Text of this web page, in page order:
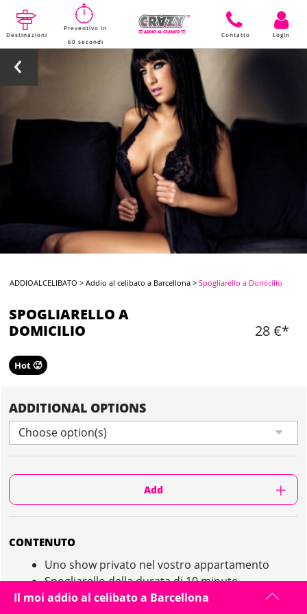
Destinazioni
Preventivo in
60 secondi
Contatto Login
ADDIOALCELIBATO >Addio al celibato a Barcellona >Spogliarello a Domicilio
SPOGLIARELLO A
DOMICILIO
28 €*
Hot 🥵
ADDITIONAL OPTIONS
Choose option(s)
Add
CONTENUTO
Uno show privato nel vostro appartamento
Spogliarello della durata di 10 minute
L'artista si provvederà a creare l'amosfera e sarà
Il moi addio al celibato a Barcellona